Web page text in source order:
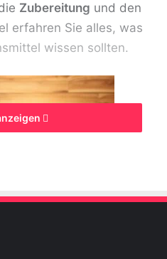
Zubereitung und den
erfahren Sie alles, was
wissen sollten.